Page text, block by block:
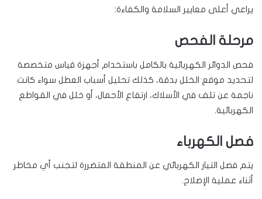
يراعي أعلى معايير السلامة والكفاءة:
مرحلة الفحص
فحص الدوائر الكهربائية بالكامل باستخدام أجهزة قياس متخصصة
لتحديد موقع الخلل بدقة، كذلك تحليل أسباب العطل سواء كانت
ناجمة عن تلف في الأسلاك، ارتفاع الأحمال، أو خلل في القواطع
الكهربائية.
فصل الكهرباء
يتم فصل التيار الكهربائي عن المنطقة المتضررة لتجنب أي مخاطر
أثناء عملية الإصلاح.